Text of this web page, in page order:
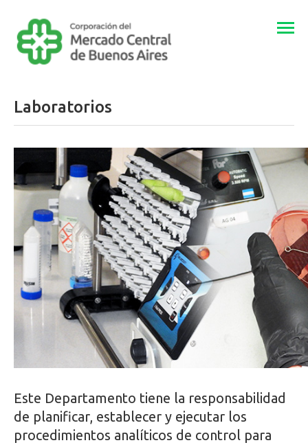
Laboratorios
Este Departamento tiene la responsabilidad
de planificar, establecer y ejecutar los
procedimientos analíticos de control para